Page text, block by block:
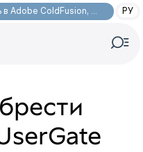
Критически опасная уязвимость в Adobe ColdFusion, позволяющая получить доступ к произвольным файлам: CVE-2026-48282 РУ